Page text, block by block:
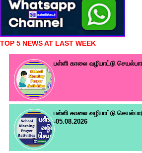
TOP 5 NEWS AT LAST WEEK
பள்ளி காலை வழிபாட்டு
பள்ளி காலை வழிபாட்டு
-05.08.2026